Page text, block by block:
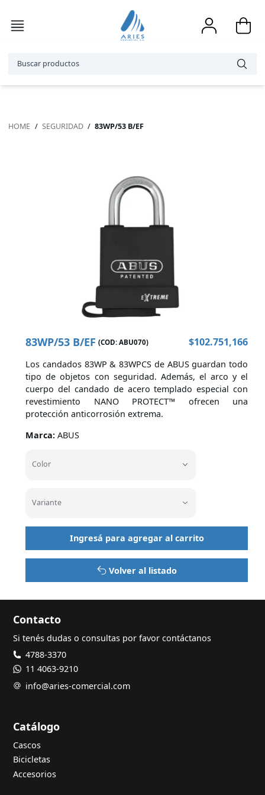
Marcas
HOME / SEGURIDAD / 83WP/53 B/EF
83WP/53 B/EF (COD: ABU070) $102.751,166
Los candados 83WP & 83WPCS de ABUS guardan todo
tipo de objetos con seguridad. Además, el arco y el
cuerpo del candado de acero templado especial con
revestimiento NANO PROTECT™ ofrecen una
protección anticorrosión extrema.
Marca: ABUS
Color
Variante
Ingresá para agregar al carrito
Volver al listado
Contacto
Si tenés dudas o consultas por favor contáctanos
4788-3370
11 4063-9210
info@aries-comercial.com
Catálogo
Cascos
Bicicletas
Accesorios